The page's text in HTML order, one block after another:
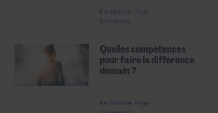
Par Michael Page
5 minute(s)
Quelles compétences
pour faire la différence
demain ?
Par Michael Page